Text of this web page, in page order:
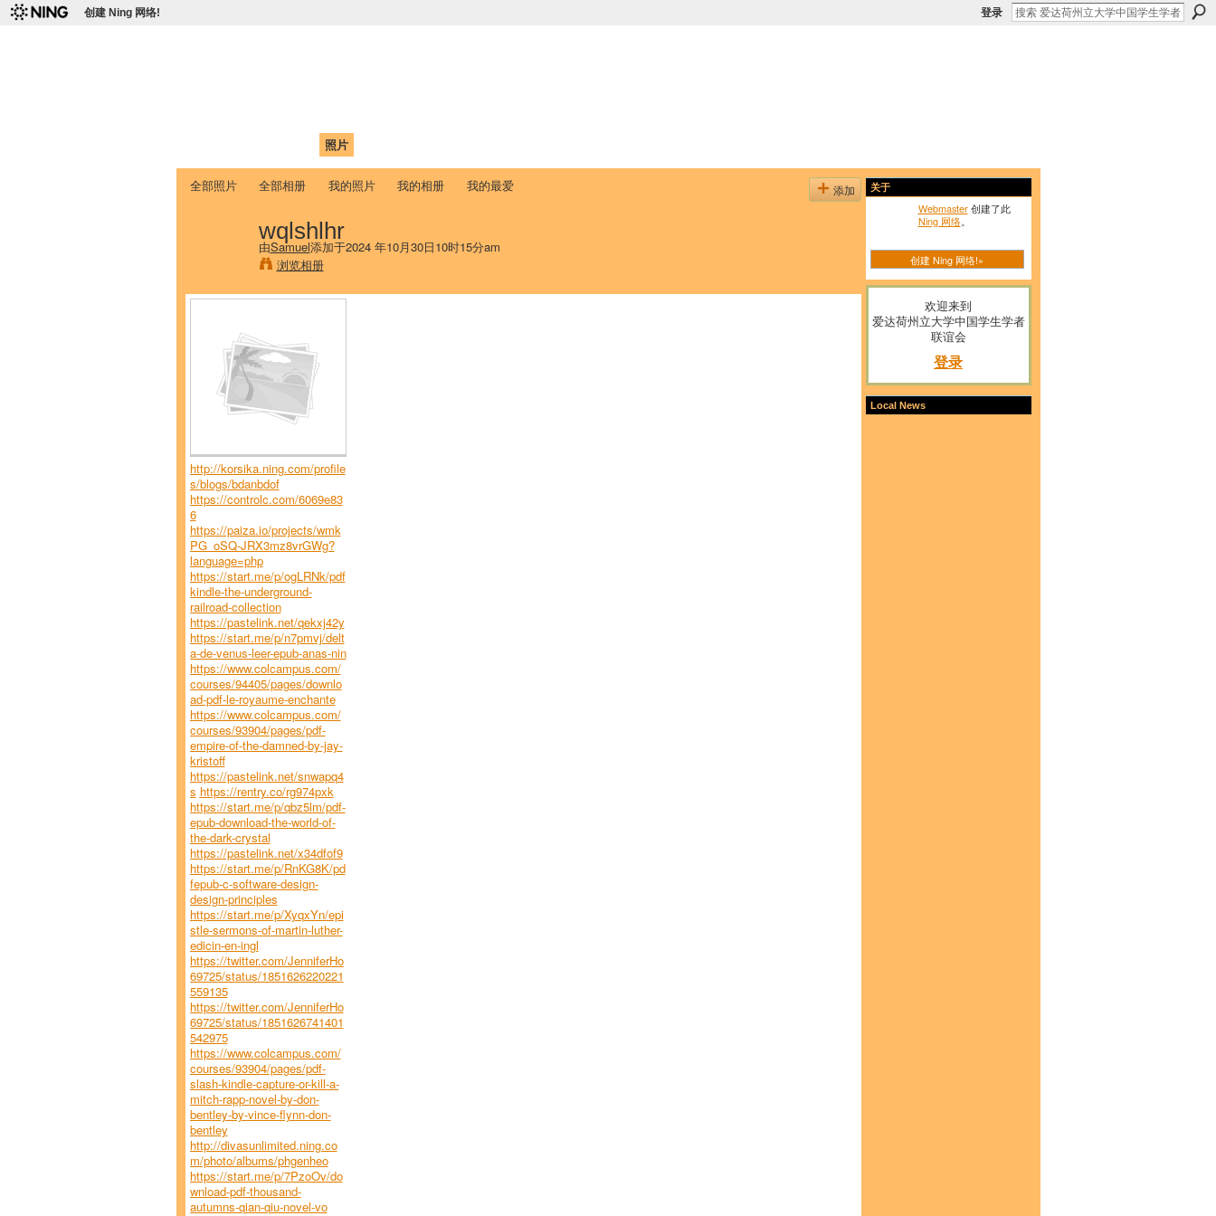
创建 Ning 网络! 登录
照片
全部照片 全部相册 我的照片 我的相册 我的最爱 添加
wqlshlhr
由Samuel添加于2024 年10月30日10时15分am
浏览相册
http://korsika.ning.com/profile
s/blogs/bdanbdof
https://controlc.com/6069e83
6
https://paiza.io/projects/wmk
PG_oSQ-JRX3mz8vrGWg?
language=php
https://start.me/p/ogLRNk/pdf
kindle-the-underground-
railroad-collection
https://pastelink.net/qekxj42y
https://start.me/p/n7pmvj/delt
a-de-venus-leer-epub-anas-nin
https://www.colcampus.com/
courses/94405/pages/downlo
ad-pdf-le-royaume-enchante
https://www.colcampus.com/
courses/93904/pages/pdf-
empire-of-the-damned-by-jay-
kristoff
https://pastelink.net/snwapq4
s https://rentry.co/rg974pxk
https://start.me/p/qbz5lm/pdf-
epub-download-the-world-of-
the-dark-crystal
https://pastelink.net/x34dfof9
https://start.me/p/RnKG8K/pd
fepub-c-software-design-
design-principles
https://start.me/p/XyqxYn/epi
stle-sermons-of-martin-luther-
edicin-en-ingl
https://twitter.com/JenniferHo
69725/status/1851626220221
559135
https://twitter.com/JenniferHo
69725/status/1851626741401
542975
https://www.colcampus.com/
courses/93904/pages/pdf-
slash-kindle-capture-or-kill-a-
mitch-rapp-novel-by-don-
bentley-by-vince-flynn-don-
bentley
http://divasunlimited.ning.co
m/photo/albums/phgenheo
https://start.me/p/7PzoOv/do
wnload-pdf-thousand-
autumns-qian-qiu-novel-vo
关于
Webmaster创建了此
Ning 网络。
创建 Ning 网络!»
欢迎来到
爱达荷州立大学中国学生学者
联谊会
登录
Local News